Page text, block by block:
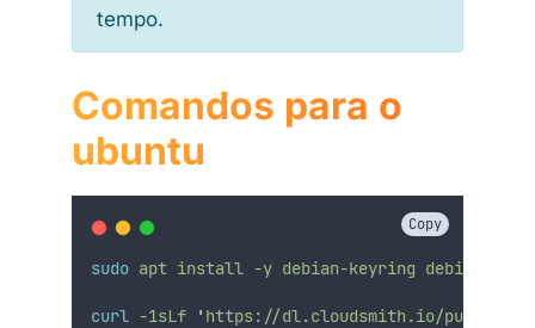
tempo.
Comandos para o
ubuntu
Copy
sudo apt install -y debian-keyring debian-
curl -1sLf ' https://dl.cloudsmith.io/public/